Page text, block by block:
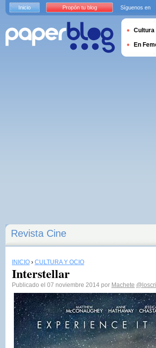
Revista Cine
INICIO › CULTURA Y OCIO
Interstellar
Publicado el 07 noviembre 2014 por Machete
Inicio Propón tu blog Síguenos en
Cultura
En